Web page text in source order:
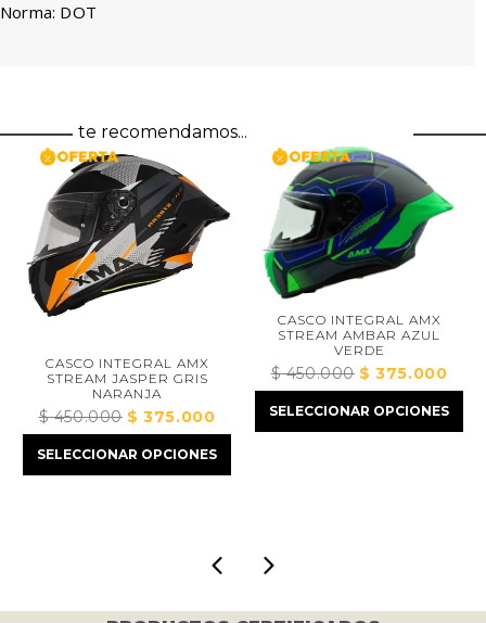
Norma: DOT
te recomendamos...
CASCO INTEGRAL AMX
STREAM JASPER GRIS
NARANJA
450.000El
precio
original
$375.000El
precio
actual
SELECCIONAR OPCIONES
CASCO INTEGRAL AMX
STREAM AMBAR AZUL
VERDE
450.000El
precio
original
$375.000El
precio
actual
SELECCIONAR OPCIONES